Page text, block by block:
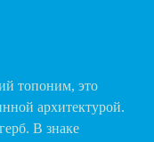
топоним, это
архитектурой.
В знаке